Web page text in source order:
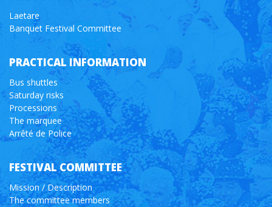
Laetare
Banquet Festival Committee
PRACTICAL INFORMATION
Bus shuttles
Saturday risks
Processions
The marquee
Arrêté de Police
FESTIVAL COMMITTEE
Mission / Description
The committee members